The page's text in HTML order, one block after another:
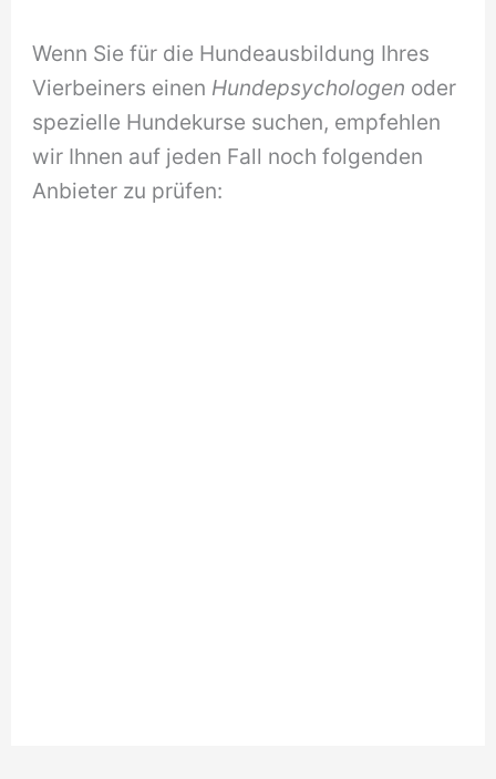
Wenn Sie für die Hundeausbildung Ihres
Vierbeiners einen Hundepsychologen oder
spezielle Hundekurse suchen, empfehlen
wir Ihnen auf jeden Fall noch folgenden
Anbieter zu prüfen: